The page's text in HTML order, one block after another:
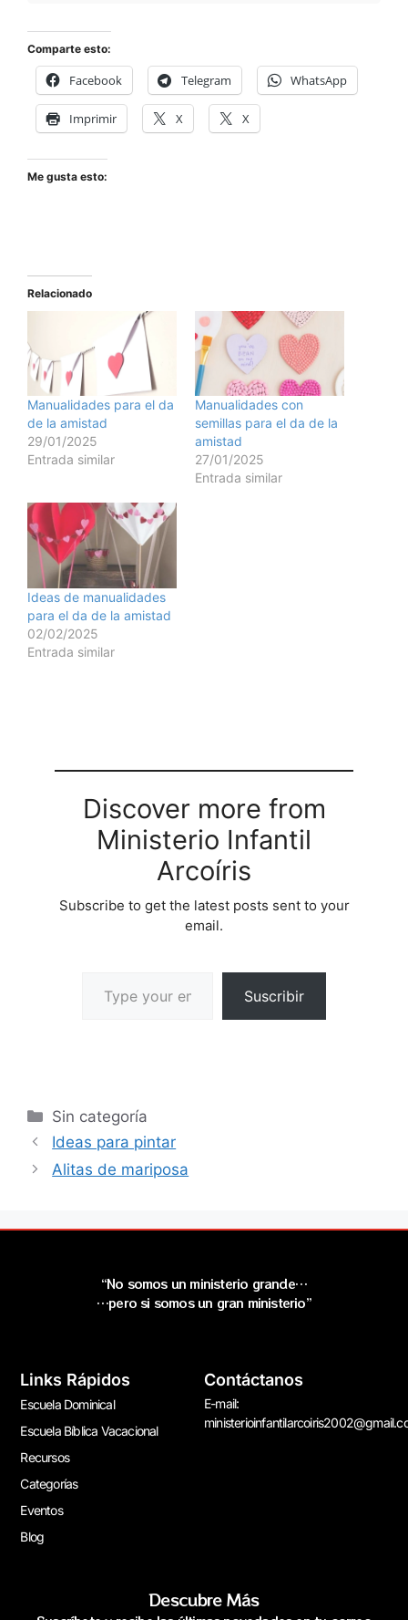
Comparte esto:
Facebook Telegram WhatsApp
Imprimir X X
Me gusta esto:
Relacionado
Manualidades para el da
de la amistad
29/01/2025
Entrada similar
Manualidades con
semillas para el da de la
amistad
27/01/2025
Entrada similar
Ideas de manualidades
para el da de la amistad
02/02/2025
Entrada similar
Discover more from
Ministerio Infantil
Arcoíris
Subscribe to get the latest posts sent to your
email.
Suscribir
Sin categoría
Ideas para pintar
Alitas de mariposa
“No somos un ministerio grande…
…pero si somos un gran ministerio”
Links Rápidos
Escuela Dominical
Escuela Bíblica Vacacional
Recursos
Categorías
Eventos
Blog
Contáctanos
E-mail:
Descubre Más